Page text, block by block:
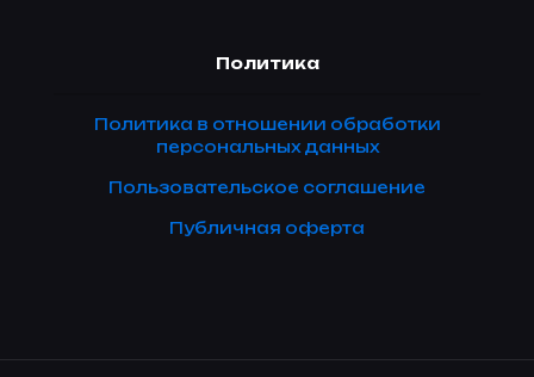
Политика
Политика в отношении обработки
персональных данных
Пользовательское соглашение
Публичная оферта